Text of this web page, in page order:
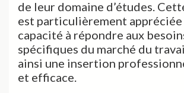
de leur domaine d’études.
est particulièrement appréciée
capacité à répondre aux
spécifiques du marché du
ainsi une insertion
et efficace.